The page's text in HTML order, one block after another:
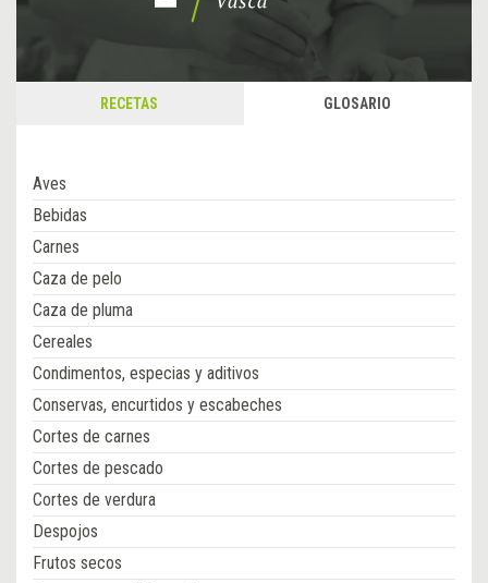
RECETAS GLOSARIO
Aves
Bebidas
Carnes
Caza de pelo
Caza de pluma
Cereales
Condimentos, especias y aditivos
Conservas, encurtidos y escabeches
Cortes de carnes
Cortes de pescado
Cortes de verdura
Despojos
Frutos secos